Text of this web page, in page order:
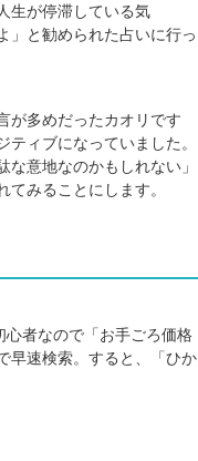
生が停滞している気
と勧められた占いに行っ
が多めだったカオリです
ィブになっていました。
意地なのかもしれない」
みることにします。
者なので「お手ごろ価格
速検索。すると、「ひか